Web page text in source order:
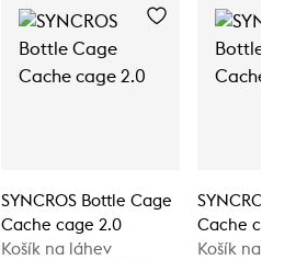
SYNCROS Bottle Cage
Cache cage 2.0
Košík na láhev
SYNCROS
Cache cage
Košík na